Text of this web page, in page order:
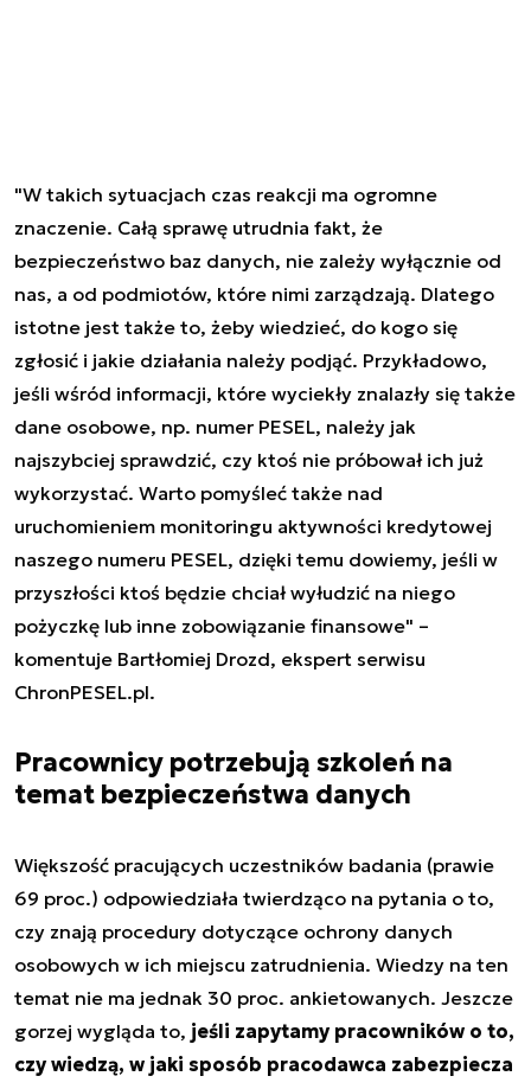
"W takich sytuacjach czas reakcji ma ogromne
znaczenie. Całą sprawę utrudnia fakt, że
bezpieczeństwo baz danych, nie zależy wyłącznie od
nas, a od podmiotów, które nimi zarządzają. Dlatego
istotne jest także to, żeby wiedzieć, do kogo się
zgłosić i jakie działania należy podjąć. Przykładowo,
jeśli wśród informacji, które wyciekły znalazły się także
dane osobowe, np. numer PESEL, należy jak
najszybciej sprawdzić, czy ktoś nie próbował ich już
wykorzystać. Warto pomyśleć także nad
uruchomieniem monitoringu aktywności kredytowej
naszego numeru PESEL, dzięki temu dowiemy, jeśli w
przyszłości ktoś będzie chciał wyłudzić na niego
pożyczkę lub inne zobowiązanie finansowe" –
komentuje Bartłomiej Drozd, ekspert serwisu
ChronPESEL.pl.
Pracownicy potrzebują szkoleń na
temat bezpieczeństwa danych
Większość pracujących uczestników badania (prawie
69 proc.) odpowiedziała twierdząco na pytania o to,
czy znają procedury dotyczące ochrony danych
osobowych w ich miejscu zatrudnienia. Wiedzy na ten
temat nie ma jednak 30 proc. ankietowanych. Jeszcze
gorzej wygląda to, jeśli zapytamy pracowników o to,
czy wiedzą, w jaki sposób pracodawca zabezpiecza